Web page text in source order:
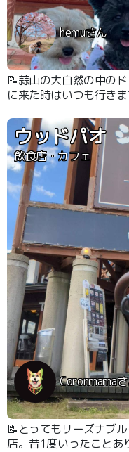
hemuさん
📝蒜山の大自然の中の
に来た時はいつも行き
で頂きました。
ウッドパオ
飲食店・カフェ
Coronmama
📝とってもリーズナブ
店。昔1度いったことあ